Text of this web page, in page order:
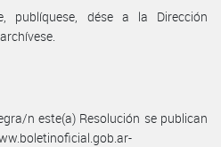
publíquese, dése a la Dirección
n este(a) Resolución se publican